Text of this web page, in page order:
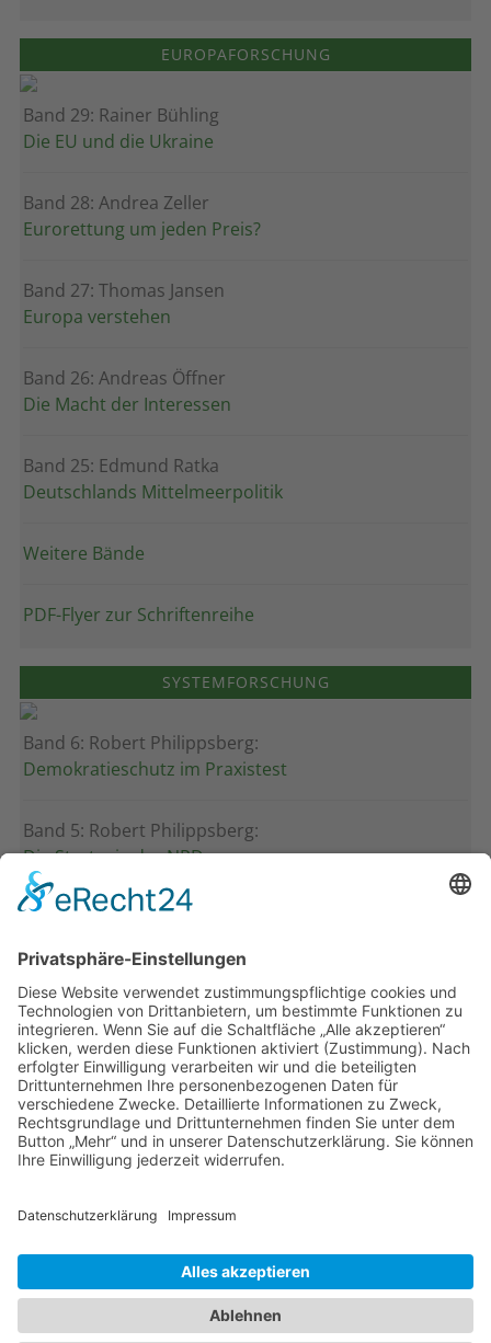
EUROPAFORSCHUNG
Band 29: Rainer Bühling
Die EU und die Ukraine
Band 28: Andrea Zeller
Eurorettung um jeden Preis?
Band 27: Thomas Jansen
Europa verstehen
Band 26: Andreas Öffner
Die Macht der Interessen
Band 25: Edmund Ratka
Deutschlands Mittelmeerpolitik
Weitere Bände
PDF-Flyer zur Schriftenreihe
SYSTEMFORSCHUNG
Band 6: Robert Philippsberg:
Demokratieschutz im Praxistest
Band 5: Robert Philippsberg:
Die Strategie der NPD
Band 4: Uwe Wagschal (Hg.):
Band 3: Katharina Ober
Schwarz-grüne Koalitionen in nordrhein-
westfälischen Kommunen
Band 2: Sophia Burkhardt
Programmfabrik gegen Medienimperium
Band 1: Robert Kaiser
PDF-Flyer zur Schriftenreihe